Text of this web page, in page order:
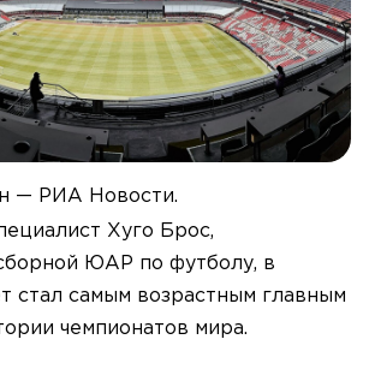
— РИА Новости.
Хуго Брос,
ЮАР по футболу, в
стал самым возрастным главным
чемпионатов мира.